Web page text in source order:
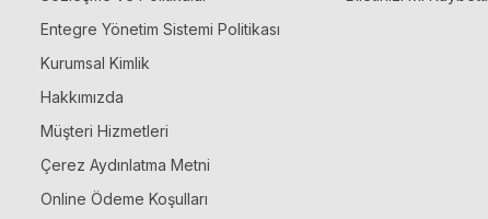
Entegre Yönetim Sistemi Politikası
Kurumsal Kimlik
Hakkımızda
Müşteri Hizmetleri
Çerez Aydınlatma Metni
Online Ödeme Koşulları